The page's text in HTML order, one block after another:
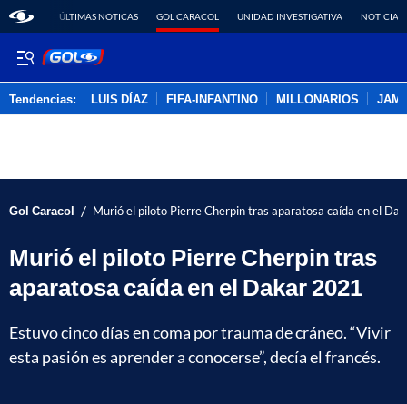
ÚLTIMAS NOTICAS GOL CARACOL UNIDAD INVESTIGATIVA NOTICIAS
Tendencias: LUIS DÍAZ FIFA-INFANTINO MILLONARIOS
Gol Caracol / Murió el piloto Pierre Cherpin tras aparatosa caída en el
Murió el piloto Pierre Cherpin tras
aparatosa caída en el Dakar 2021
Estuvo cinco días en coma por trauma de cráneo. “Vivir
esta pasión es aprender a conocerse”, decía el francés.